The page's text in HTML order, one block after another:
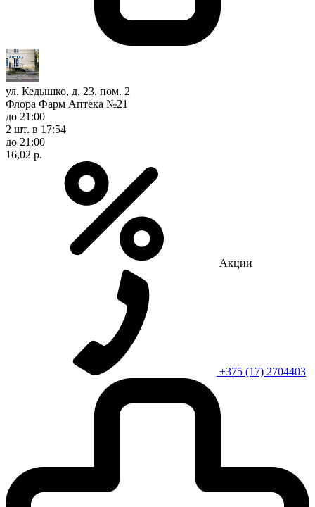
ул. Кедышко, д. 23, пом. 2
Флора Фарм Аптека №21
до 21:00
2 шт. в 17:54
до 21:00
16,02 р.
Акции
+375 (17) 2704403